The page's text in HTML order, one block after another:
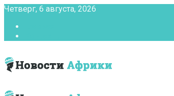
Четверг, 6 августа, 2026